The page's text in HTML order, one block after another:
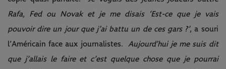
Rafa, Fed ou Novak et je me disais ‘Est-ce que je vais
pouvoir dire un jour que j’ai battu un de ces gars ?’, a souri
l’Américain face aux journalistes. Aujourd’hui je me suis dit
que j’allais le faire et c’est quelque chose que je pourrai